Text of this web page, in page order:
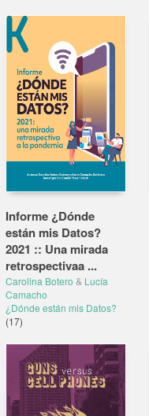
Informe ¿Dónde
están mis Datos?
2021 :: Una mirada
retrospectivaa ...
Carolina Botero & Lucía
Camacho
¿Dónde están mis Datos?
(17)